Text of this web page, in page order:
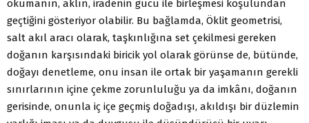
okumanın, aklın, iradenin gücü ile birleşmesi koşulundan
geçtiğini gösteriyor olabilir. Bu bağlamda, Öklit geometrisi,
salt akıl aracı olarak, taşkınlığına set çekilmesi gereken
doğanın karşısındaki biricik yol olarak görünse de, bütünde,
doğayı denetleme, onu insan ile ortak bir yaşamanın gerekli
sınırlarının içine çekme zorunluluğu ya da imkânı, doğanın
gerisinde, onunla iç içe geçmiş doğadışı, akıldışı bir düzlemin